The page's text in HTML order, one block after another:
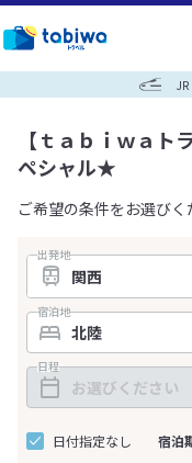
【ｔａｂｉｗａ
ペシャル★
ご希望の条件をお選びく
出発地
宿泊地
日程
日付指定なし 宿泊